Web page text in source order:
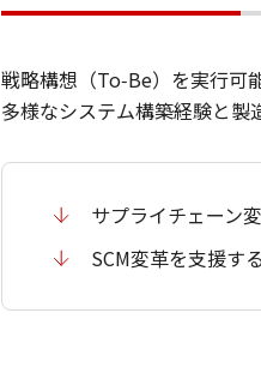
戦略構想（To‑Be）を実行可
多様なシステム構築経験と製
サプライチェーン
SCM変革を支援す